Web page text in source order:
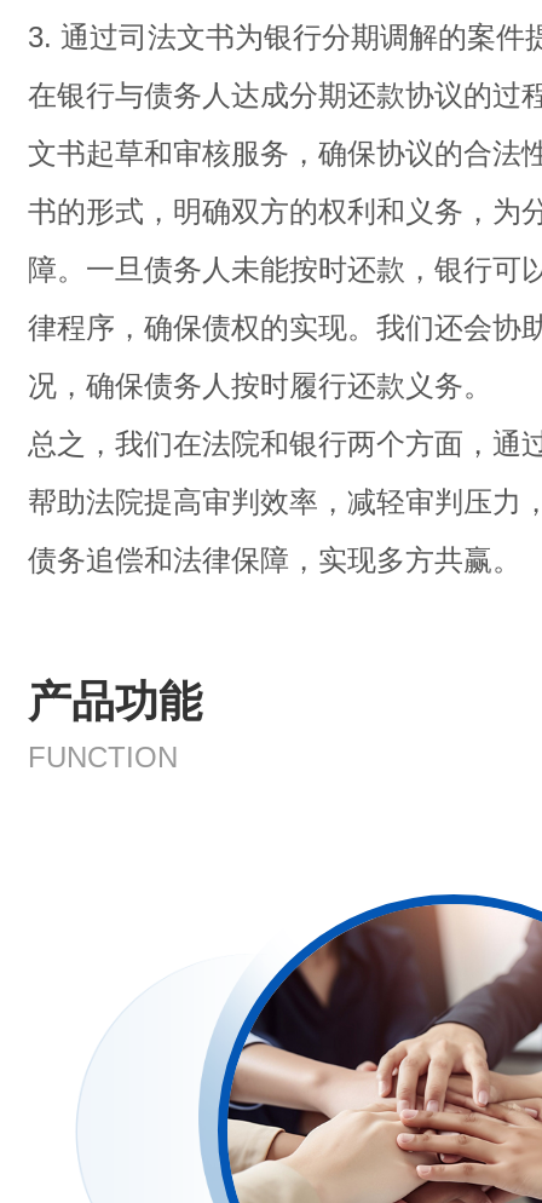
3. 通过司法文书为银行分期调解的案件
在银行与债务人达成分期还款协议的过
文书起草和审核服务，确保协议的合法
书的形式，明确双方的权利和义务，为
障。一旦债务人未能按时还款，银行可
律程序，确保债权的实现。我们还会协
况，确保债务人按时履行还款义务。
总之，我们在法院和银行两个方面，通
帮助法院提高审判效率，减轻审判压力
债务追偿和法律保障，实现多方共赢。
产品功能
FUNCTION